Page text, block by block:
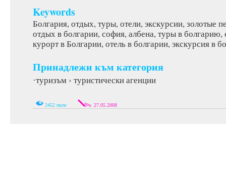
Keywords
Болгария, отдых, туры, отели, экскурсии, золотые
отдых в болгарии, софия, албена, туры в болгарию,
курорт в Болгарии, отель в болгарии, экскурсия в
Принадлежи към категория
·туризъм › туристически агенции
2452 пъти 27.05.2008